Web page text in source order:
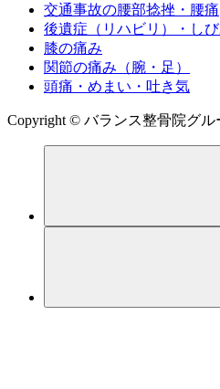
交通事故の腰部捻挫・腰痛
後遺症（リハビリ）・し
膝の痛み
関節の痛み（腕・足）
頭痛・めまい・吐き気
Copyright © バランス整骨院グル